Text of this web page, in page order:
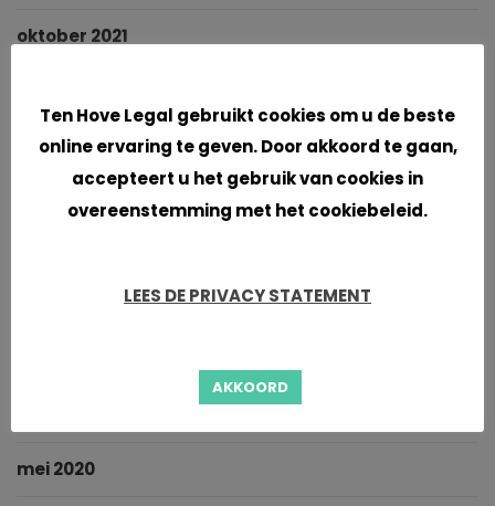
oktober 2021
juni 2021
mei 2020
Ten Hove Legal gebruikt cookies om u de beste
online ervaring te geven. Door akkoord te gaan,
accepteert u het gebruik van cookies in
overeenstemming met het cookiebeleid.
LEES DE PRIVACY STATEMENT
AKKOORD